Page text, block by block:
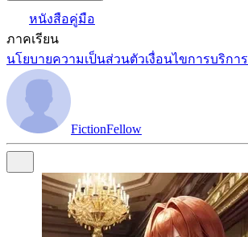
หนังสือคู่มือ
ภาคเรียน
นโยบายความเป็นส่วนตัวเงื่อนไขการบริการ
FictionFellow